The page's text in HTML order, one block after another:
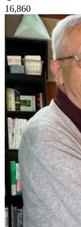
16,860